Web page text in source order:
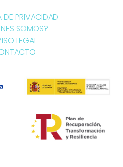
DE PRIVACIDAD
SOMOS?
LEGAL